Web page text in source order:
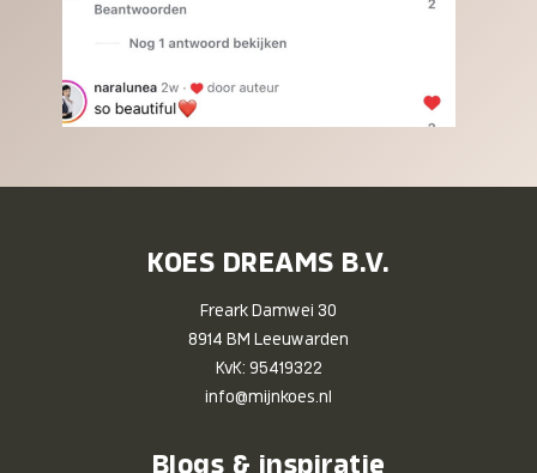
KOES DREAMS B.V.
Freark Damwei 30
8914 BM Leeuwarden
KvK: 95419322
info@mijnkoes.nl
Blogs & inspiratie